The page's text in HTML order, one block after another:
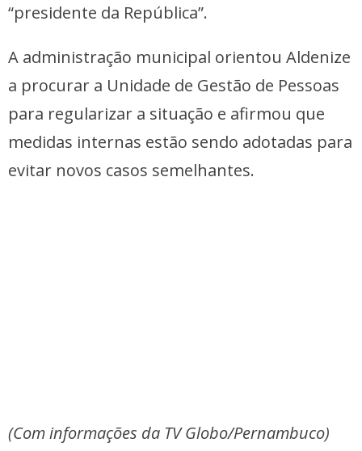
“presidente da República”.
A administração municipal orientou Aldenize
a procurar a Unidade de Gestão de Pessoas
para regularizar a situação e afirmou que
medidas internas estão sendo adotadas para
evitar novos casos semelhantes.
(Com informações da TV Globo/Pernambuco)